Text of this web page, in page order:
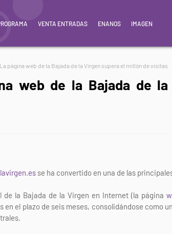
VENTA ENTRADAS ENANOS IMAGEN
La página web de la Bajada de la Virgen supera el millón de visitas
web de la Bajada de
se ha convertido en una de las
de la Bajada de la Virgen en Internet (la página
en el plazo de seis meses, consolidándose como